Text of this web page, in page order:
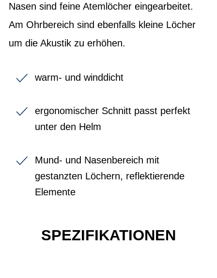
Nasen sind feine Atemlöcher eingearbeitet.
Am Ohrbereich sind ebenfalls kleine Löcher
um die Akustik zu erhöhen.
warm- und winddicht
ergonomischer Schnitt passt perfekt
unter den Helm
Mund- und Nasenbereich mit
gestanzten Löchern, reflektierende
Elemente
SPEZIFIKATIONEN